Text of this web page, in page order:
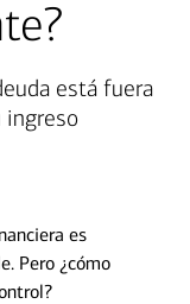
está fuera
ingreso
es
Pero ¿cómo